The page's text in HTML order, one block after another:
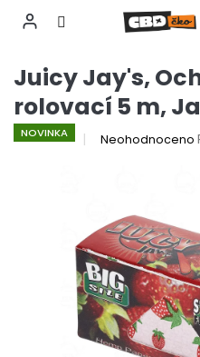
naJuicy Jay's,
rolovací 5 m,
NOVINKA
Průměrné
z
5
hvězdiček.
Neohodnoceno